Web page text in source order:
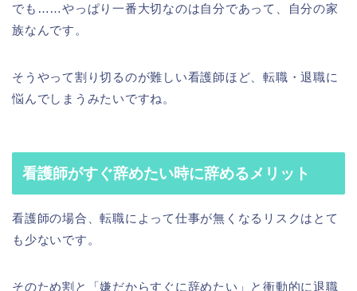
でも……やっぱり一番大切なのは自分であって、自分の家
族なんです。
そうやって割り切るのが難しい看護師ほど、転職・退職に
悩んでしまうみたいですね。
看護師がすぐ辞めたい時に辞めるメリット
看護師の場合、転職によって仕事が無くなるリスクはとて
も少ないです。
そのため割と「嫌だからすぐに辞めたい」と衝動的に退職